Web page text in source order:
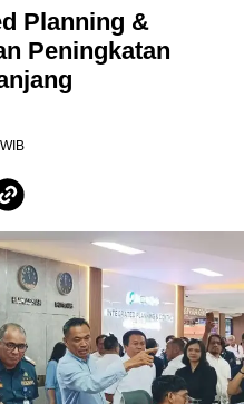
Planning &
Peningkatan